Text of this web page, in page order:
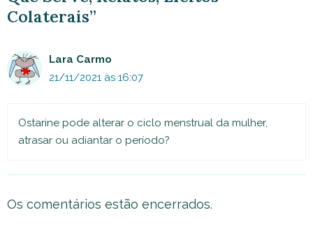
Colaterais”
Lara Carmo
21/11/2021 às 16:07
Ostarine pode alterar o ciclo menstrual da mulher,
atrasar ou adiantar o período?
Os comentários estão encerrados.